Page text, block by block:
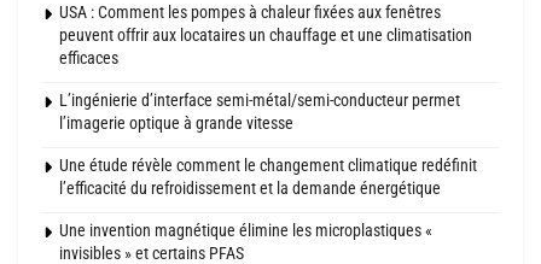
USA : Comment les pompes à chaleur fixées aux fenêtres
peuvent offrir aux locataires un chauffage et une climatisation
efficaces
L’ingénierie d’interface semi-métal/semi-conducteur permet
l’imagerie optique à grande vitesse
Une étude révèle comment le changement climatique redéfinit
l’efficacité du refroidissement et la demande énergétique
Une invention magnétique élimine les microplastiques «
invisibles » et certains PFAS